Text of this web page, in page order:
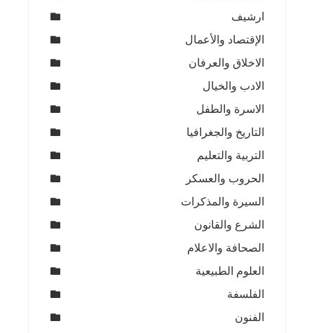
ارشيف
الإقتصاد والأعمال
الاخلاق والعرفان
الادب والخيال
الاسرة والطفل
التاريخ والجغرافيا
التربية والتعليم
الحروب والعسكر
السيرة والمذكرات
الشرع والقانون
الصحافة والاعلام
العلوم الطبيعية
الفلسفة
الفنون